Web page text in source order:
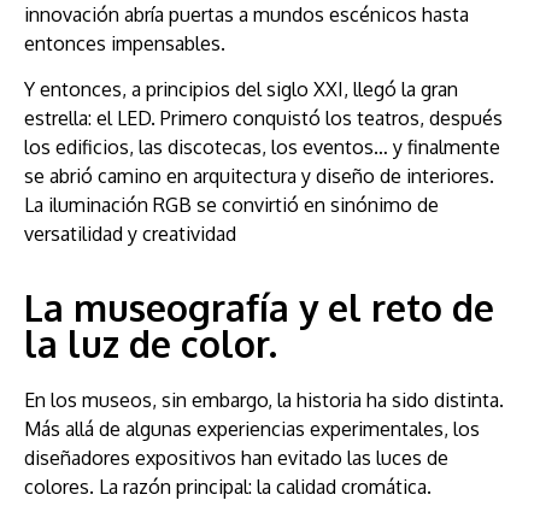
innovación abría puertas a mundos escénicos hasta
entonces impensables.
Y entonces, a principios del siglo XXI, llegó la gran
estrella: el LED. Primero conquistó los teatros, después
los edificios, las discotecas, los eventos… y finalmente
se abrió camino en arquitectura y diseño de interiores.
La iluminación RGB se convirtió en sinónimo de
versatilidad y creatividad
La museografía y el reto de
la luz de color.
En los museos, sin embargo, la historia ha sido distinta.
Más allá de algunas experiencias experimentales, los
diseñadores expositivos han evitado las luces de
colores. La razón principal: la calidad cromática.